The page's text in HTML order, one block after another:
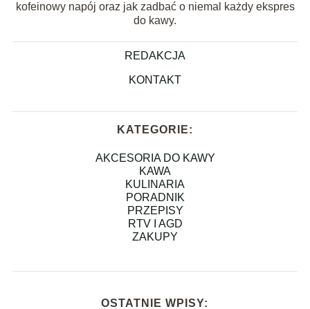
kofeinowy napój oraz jak zadbać o niemal każdy ekspres
do kawy.
REDAKCJA
KONTAKT
KATEGORIE:
AKCESORIA DO KAWY
KAWA
KULINARIA
PORADNIK
PRZEPISY
RTV I AGD
ZAKUPY
OSTATNIE WPISY: